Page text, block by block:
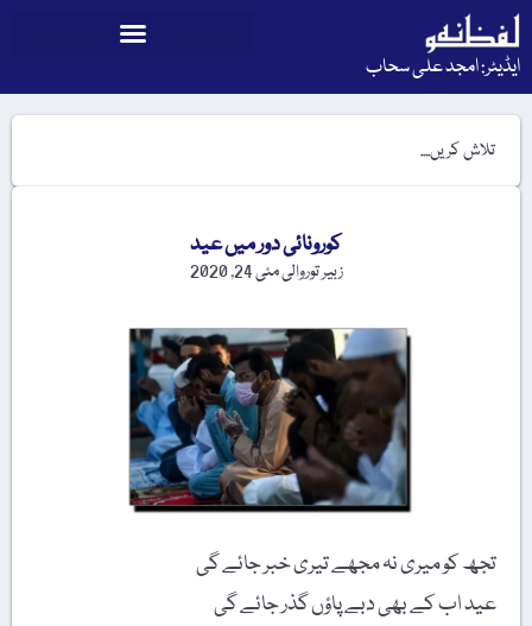
ایڈیٹر: امجد علی سحاب
کورونائی دور میں عید
زبیر توروالیمئی 24, 2020
تجھ کو میری نہ مجھے تیری خبر جائے گی
عید اب کے بھی دبے پاؤں گذر جائے گی